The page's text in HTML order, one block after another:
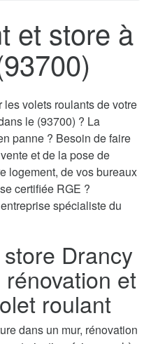
et store à
volets roulants de votre
le (93700) ? La
panne ? Besoin de faire
et de la pose de
logement, de vos bureaux
certifiée RGE ?
spécialiste du
Drancy
et
roulant
dans un mur, rénovation